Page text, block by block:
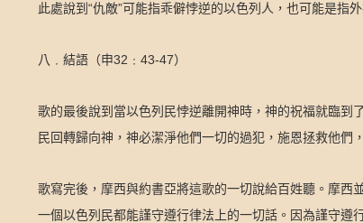
此處說到 “仇敵”可能指乖僻悖逆的以色列人，也可能是指外
八﹒結語（申32 ﹕ 43-47）
歌的最後說到當以色列民悖逆離開神時，神的祝福就臨到
民回轉歸向神，神必潔淨他們一切的過犯，施恩拯救他們
歌寫完後，摩西與約書亞將這歌的一切說給百姓聽。摩西
一個以色列民都能謹守遵行律法上的一切話。因為謹守遵